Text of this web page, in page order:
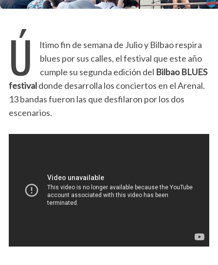
Ú
ltimo fin de semana de Julio y Bilbao respira
blues por sus calles, el festival que este año
cumple su segunda edición del Bilbao BLUES
festivaldonde desarrolla los conciertos en el Arenal.
13 bandas fueron las que desfilaron por los dos
escenarios.